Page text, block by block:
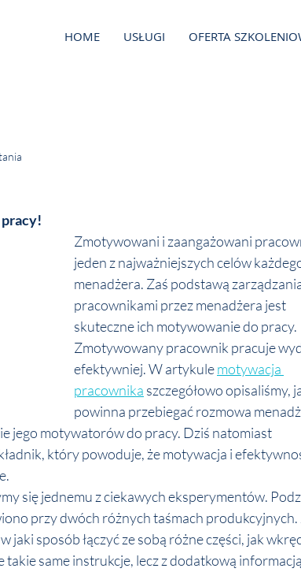
HOME USŁUGI OFERTA
Zmotywowani i zaangażowani
jeden z najważniejszych celów
menadżera. Zaś podstawą
pracownikami przez menadżera jest
skuteczne ich motywowanie do pracy.
Zmotywowany pracownik pracuje
efektywniej. W artykule motywacja
pracownika szczegółowo opisaliśmy,
powinna przebiegać rozmowa
jego motywatorów do pracy. Dziś natomiast
który powoduje, że motywacja i
się jednemu z ciekawych eksperymentów.
przy dwóch różnych taśmach produkcyjnych.
jaki sposób łączyć ze sobą różne części, jak
takie same instrukcje, lecz z dodatkową